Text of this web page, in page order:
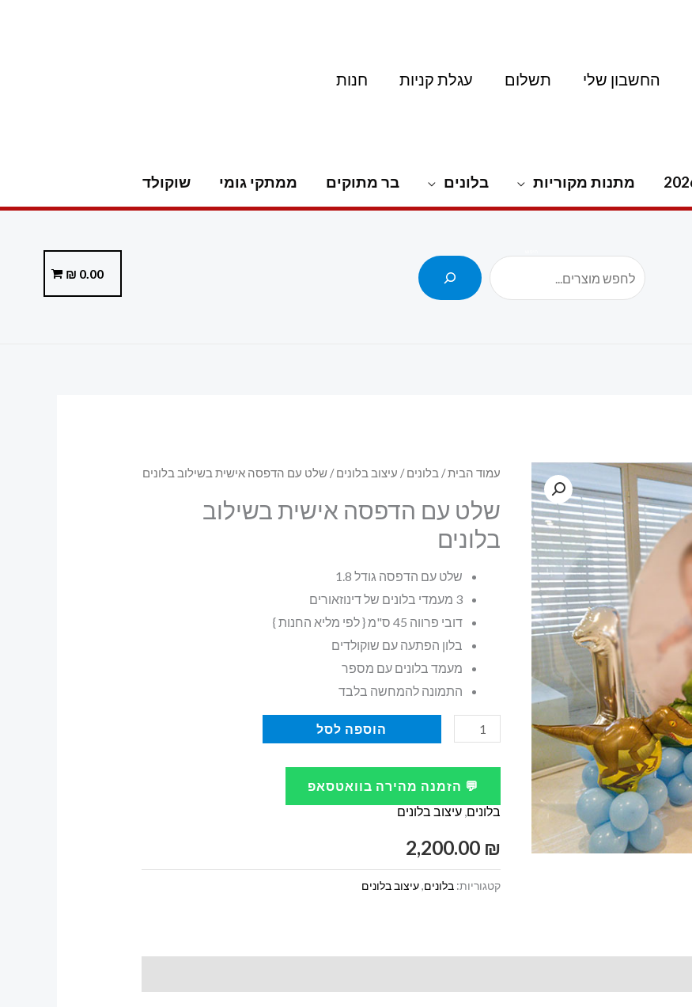
החשבון שלי תשלום עגלת קניות חנות
מתנות מקוריות בלונים בר מתוקים ממתקי גומי שוקולד
0.00
₪
עמוד הבית/ בלונים/ עיצוב בלונים/ שלט עם הדפסה אישית בשילוב בלונים
שלט עם הדפסה אישית בשילוב
בלונים
שלט עם הדפסה גודל 1.8
3 מעמדי בלונים של דינוזאורים
דובי פרווה 45 ס"מ { לפי מליא החנות }
בלון הפתעה עם שוקולדים
מעמד בלונים עם מספר
התמונה להמחשה בלבד
כמות
שלט
הדפסה
אישית
בלונים
הוספה לסל
💬 הזמנה מהירה בוואטסאפ
בלונים,עיצוב בלונים
2,200.00 ₪
קטגוריות:בלונים,עיצוב בלונים